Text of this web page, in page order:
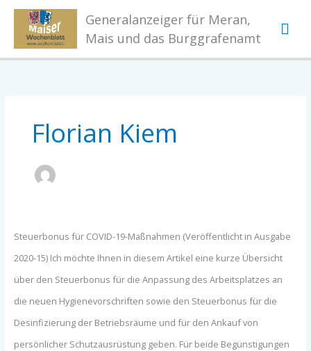
Zum
springen
Generalanzeiger für Meran,
Mais und das Burggrafenamt
Florian Kiem
Steuerbonus für COVID-19-Maßnahmen (Veröffentlicht in Ausgabe
2020-15) Ich möchte Ihnen in diesem Artikel eine kurze Übersicht
über den Steuerbonus für die Anpassung des Arbeitsplatzes an
die neuen Hygienevorschriften sowie den Steuerbonus für die
Desinfizierung der Betriebsräume und für den Ankauf von
persönlicher Schutzausrüstung geben. Für beide Begünstigungen
Steuerbonus
für
COVID-
19
Maßnahmen
(Ausgabe